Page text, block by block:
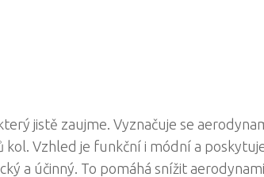
jistě zaujme. Vyznačuje se
Vzhled je funkční i módní a
a účinný. To pomáhá snížit